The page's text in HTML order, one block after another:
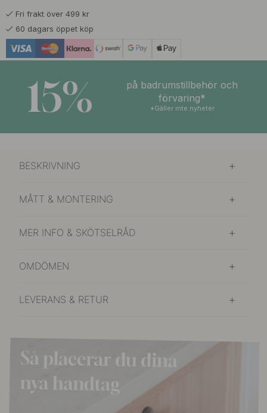
Rostfritt Stål
Fri frakt över 499 kr
60 dagars öppet köp
15%
på badrumstillbehör och
förvaring*
*Gäller inte nyheter
BESKRIVNING
MÅTT & MONTERING
MER INFO & SKÖTSELRÅD
OMDÖMEN
LEVERANS & RETUR